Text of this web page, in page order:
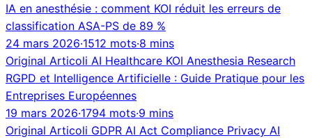
IA en anesthésie : comment KOI réduit les erreurs de
classification ASA-PS de 89 %
24 mars 2026·1512 mots·8 mins
Original Articoli AI Healthcare KOI Anesthesia Research
RGPD et Intelligence Artificielle : Guide Pratique pour les
Entreprises Européennes
19 mars 2026·1794 mots·9 mins
Original Articoli GDPR AI Act Compliance Privacy AI